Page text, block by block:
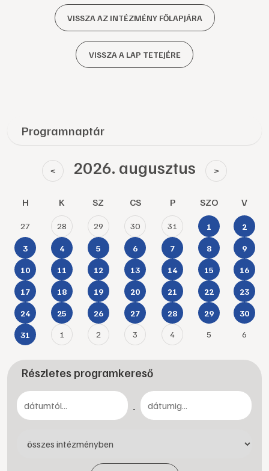
VISSZA AZ INTÉZMÉNY FŐLAPJÁRA
VISSZA A LAP TETEJÉRE
Programnaptár
< 2026. augusztus >
H K SZ CS P SZO V
27 28 29 30 31 1 2
3 4 5 6 7 8 9
10 11 12 13 14 15 16
17 18 19 20 21 22 23
24 25 26 27 28 29 30
31 1 2 3 4 5 6
Részletes programkereső
-